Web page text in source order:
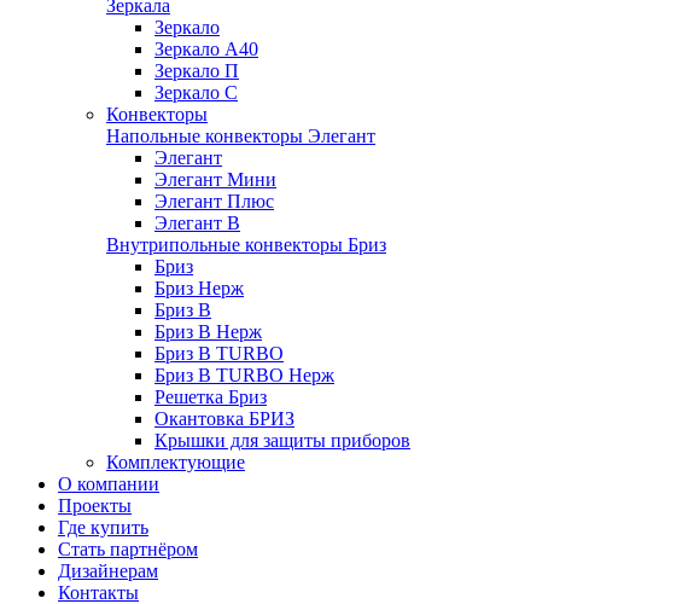
Зеркала
Зеркало
Зеркало А40
Зеркало П
Зеркало С
Конвекторы
Напольные конвекторы Элегант
Элегант
Элегант Мини
Элегант Плюс
Элегант В
Внутрипольные конвекторы Бриз
Бриз
Бриз Нерж
Бриз В
Бриз В Нерж
Бриз В TURBO
Бриз В TURBO Нерж
Решетка Бриз
Окантовка БРИЗ
Крышки для защиты приборов
Комплектующие
О компании
Проекты
Где купить
Стать партнёром
Дизайнерам
Контакты